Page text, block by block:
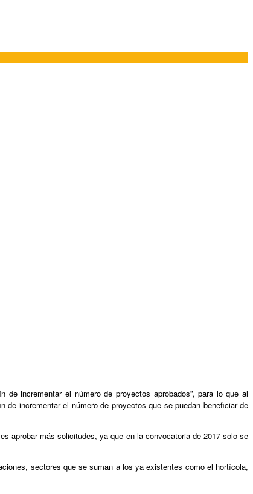
incrementar el número de proyectos aprobados”, para lo que al
incrementar el número de proyectos que se puedan beneficiar de
aprobar más solicitudes, ya que en la convocatoria de 2017 solo se
sectores que se suman a los ya existentes como el hortícola,